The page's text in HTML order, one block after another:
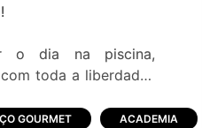
o dia na piscina,
toda a liberdade?
brincando felizes,
GOURMET ACADEMIA